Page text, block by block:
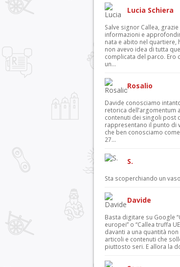
Lucia Schiera
Salve signor Callea,
informazioni e
nata e abito nel quartiere,
non avevo idea di tutta
complicata del parco. Ero
un...
Rosalio
Davide conosciamo
retorica dell’argomentum
contenuti dei singoli post
rappresentano il punto di
che ben conosciamo
27...
S.
Sta scoperchiando un
Davide
Basta digitare su Google
europei” o “Callea truffa
davanti a una quantità
articoli e contenuti che
piuttosto seri. E allora la